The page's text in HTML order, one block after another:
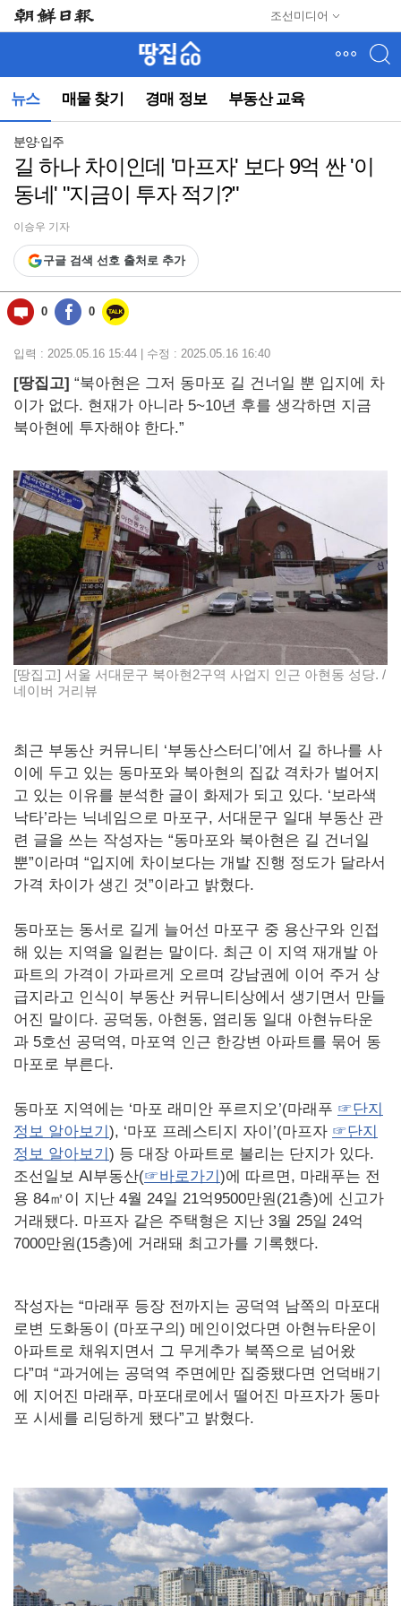
조선미디어
뉴
(컨
동)
뉴스 매물 찾기 경매 정보 부동산 교육
분양·입주
길 하나 차이인데 '마프자' 보다 9억 싼 '이
동네' "지금이 투자 적기?"
이승우 기자
구글 검색 선호 출처로 추가
0 0
입력 : 2025.05.16 15:44 | 수정 : 2025.05.16 16:40
[땅집고] “북아현은 그저 동마포 길 건너일 뿐 입지에 차
이가 없다. 현재가 아니라 5~10년 후를 생각하면 지금
북아현에 투자해야 한다.”
[땅집고] 서울 서대문구 북아현2구역 사업지 인근 아현동 성당. /
네이버 거리뷰
최근 부동산 커뮤니티 ‘부동산스터디’에서 길 하나를 사
이에 두고 있는 동마포와 북아현의 집값 격차가 벌어지
고 있는 이유를 분석한 글이 화제가 되고 있다. ‘보라색
낙타’라는 닉네임으로 마포구, 서대문구 일대 부동산 관
련 글을 쓰는 작성자는 “동마포와 북아현은 길 건너일
뿐”이라며 “입지에 차이보다는 개발 진행 정도가 달라서
가격 차이가 생긴 것”이라고 밝혔다.
동마포는 동서로 길게 늘어선 마포구 중 용산구와 인접
해 있는 지역을 일컫는 말이다. 최근 이 지역 재개발 아
파트의 가격이 가파르게 오르며 강남권에 이어 주거 상
급지라고 인식이 부동산 커뮤니티상에서 생기면서 만들
어진 말이다. 공덕동, 아현동, 염리동 일대 아현뉴타운
과 5호선 공덕역, 마포역 인근 한강변 아파트를 묶어 동
마포로 부른다.
동마포 지역에는 ‘마포 래미안 푸르지오’(마래푸 ☞단지
정보 알아보기), ‘마포 프레스티지 자이’(마프자 ☞단지
정보 알아보기) 등 대장 아파트로 불리는 단지가 있다.
조선일보 AI부동산(☞바로가기)에 따르면, 마래푸는 전
용 84㎡이 지난 4월 24일 21억9500만원(21층)에 신고가
거래됐다. 마프자 같은 주택형은 지난 3월 25일 24억
7000만원(15층)에 거래돼 최고가를 기록했다.
작성자는 “마래푸 등장 전까지는 공덕역 남쪽의 마포대
로변 도화동이 (마포구의) 메인이었다면 아현뉴타운이
아파트로 채워지면서 그 무게추가 북쪽으로 넘어왔
다”며 “과거에는 공덕역 주면에만 집중됐다면 언덕배기
에 지어진 마래푸, 마포대로에서 떨어진 마프자가 동마
포 시세를 리딩하게 됐다”고 밝혔다.